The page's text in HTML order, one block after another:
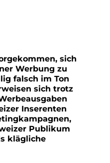
sich
Werbung zu
falsch im Ton
sich trotz
Inserenten
Publikum
klägliche